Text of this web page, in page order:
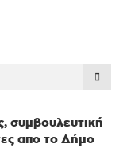
συμβουλευτική
απο το Δήμο